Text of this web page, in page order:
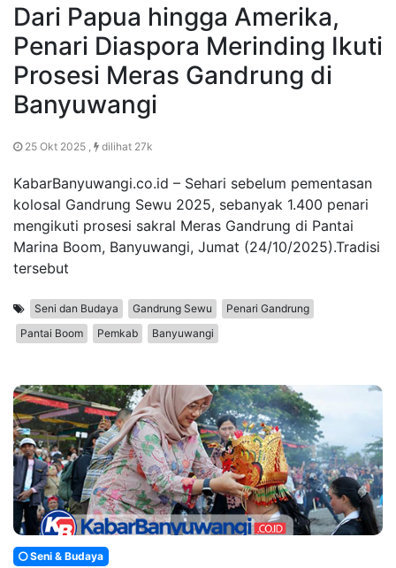
Dari Papua hingga Amerika,
Penari Diaspora Merinding Ikuti
Prosesi Meras Gandrung di
Banyuwangi
25 Okt 2025 , dilihat 27k
KabarBanyuwangi.co.id – Sehari sebelum pementasan
kolosal Gandrung Sewu 2025, sebanyak 1.400 penari
mengikuti prosesi sakral Meras Gandrung di Pantai
Marina Boom, Banyuwangi, Jumat (24/10/2025).Tradisi
tersebut
Seni dan Budaya Gandrung Sewu
Penari Gandrung
Pantai Boom
Pemkab Banyuwangi
Seni & Budaya